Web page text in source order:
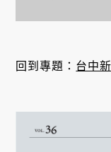
回到專題： 台中